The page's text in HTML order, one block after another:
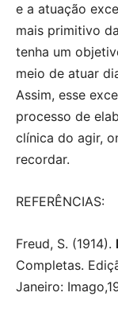
e a atuação
mais primitivo
tenha um
meio de atuar
Assim, esse
processo de
clínica do agir,
recordar.
REFERÊNCIAS:
Freud, S. (1914).
Completas.
Janeiro: